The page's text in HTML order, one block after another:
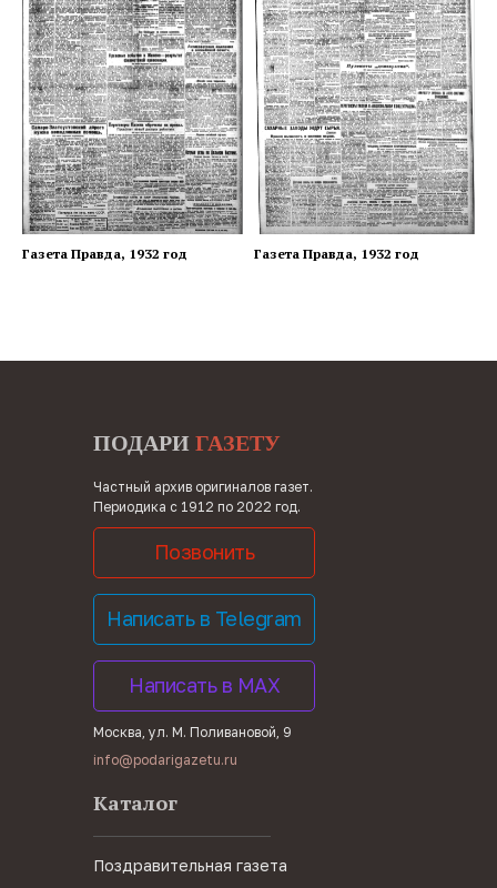
Газета Правда, 1932 год Газета Правда, 1932 год
Частный архив оригиналов газет.
Периодика с 1912 по 2022 год.
Москва, ул. М. Поливановой, 9
info@podarigazetu.ru
Каталог
ПОДАРИГАЗЕТУ
Поздравительная газета
Позвонить
Написать в Telegram
Написать в MAX